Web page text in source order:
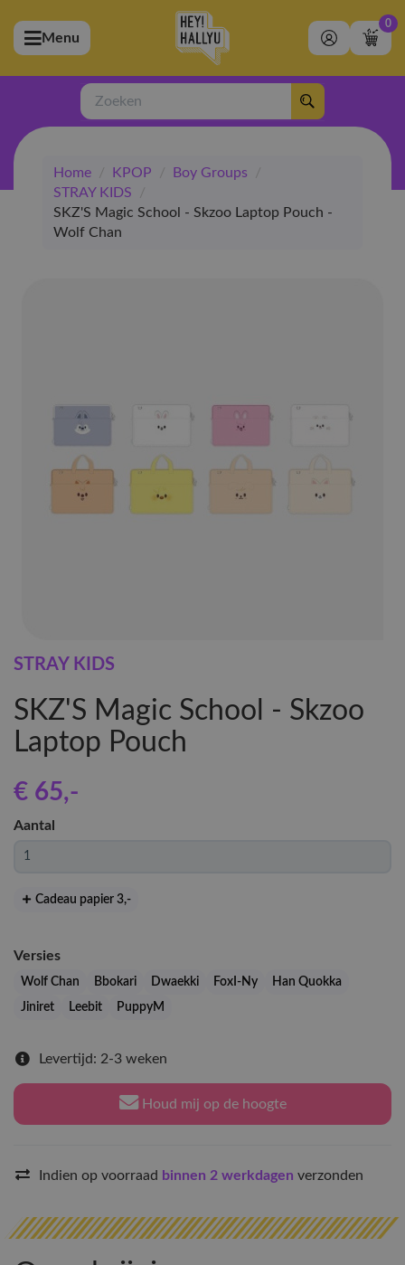
(Artiesten)
(Merchandise)
(Exclusive)
(Winkel)
Menu
0
Zoeken
Home / KPOP / Boy Groups
/
STRAY KIDS
/
SKZ'S Magic School - Skzoo Laptop Pouch -
Wolf Chan
STRAY KIDS
SKZ'S Magic School - Skzoo
Laptop Pouch
€ 65,-
Aantal
Cadeau papier 3,-
Versies
Wolf Chan Bbokari Dwaekki FoxI-Ny
Han Quokka
Jiniret
Leebit PuppyM
Levertijd: 2-3 weken
Houd mij op de hoogte
Indien op voorraad binnen 2 werkdagen verzonden